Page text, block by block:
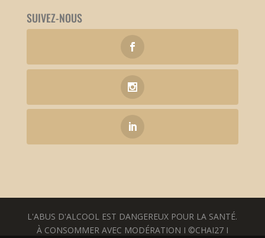
SUIVEZ-NOUS
L'ABUS D'ALCOOL EST DANGEREUX POUR LA SANTÉ.
À CONSOMMER AVEC MODÉRATION I ©CHAI27 I